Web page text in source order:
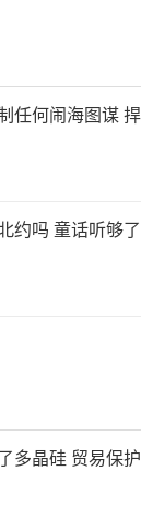
任何闹海图谋
约吗 童话听够
多晶硅 贸易保